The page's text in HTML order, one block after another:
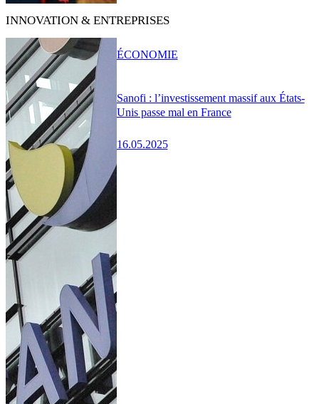
INNOVATION & ENTREPRISES
Sanofi : l’investissement massif aux États-
Unis passe mal en France
16.05.2025
ÉCONOMIE